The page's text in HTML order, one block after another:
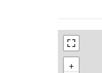
+